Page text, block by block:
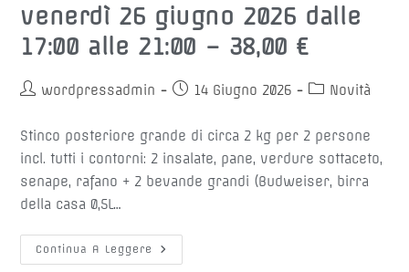
venerdì 26 giugno 2026 dalle
17:00 alle 21:00 – 38,00 €
Autorewordpressadmin
Articolo
14 Giugno 2026
Categoria
Novità
Stinco posteriore grande di circa 2 kg per 2 persone
incl. tutti i contorni: 2 insalate, pane, verdure sottaceto,
senape, rafano + 2 bevande grandi (Budweiser, birra
della casa 0,5L…
Continua A Leggere 🐷
SAGRA